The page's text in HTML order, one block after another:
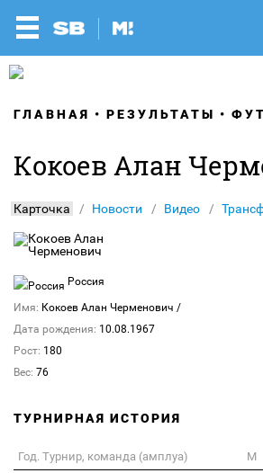
ГЛАВНАЯ РЕЗУЛЬТАТЫ
Кокоев Алан
Карточка Новости Видео
Россия
Имя: Кокоев Алан Черменович /
Дата рождения: 10.08.1967
Рост: 180
Вес: 76
ТУРНИРНАЯ ИСТОРИЯ
Год. Турнир, команда (амплуа) М